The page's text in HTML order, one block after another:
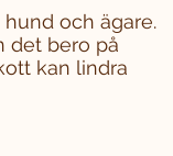
och ägare.
det bero på
kan lindra